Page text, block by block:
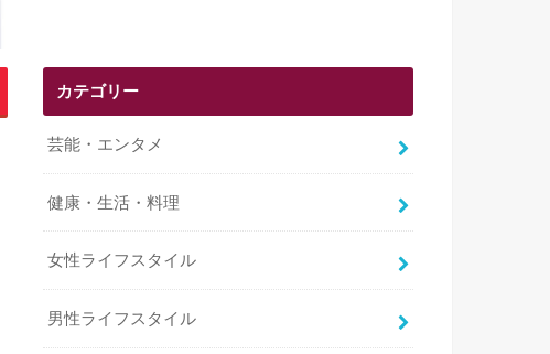
カテゴリー
芸能・エンタメ
健康・生活・料理
女性ライフスタイル
男性ライフスタイル